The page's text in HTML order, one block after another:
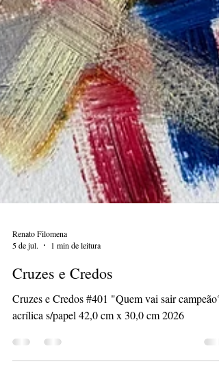
5 de jul.
1 min de leitura
Cruzes e Credos
acrílica s/papel 42,0 cm x 30,0 cm 2026